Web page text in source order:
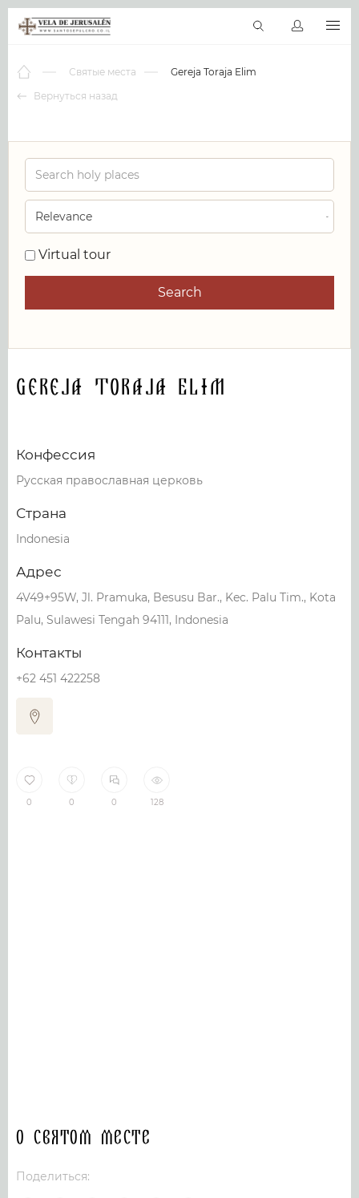
Виртуальные туры
RU
Вернуться назад
Святые места Gereja Toraja Elim
Virtual tour
Search
Gereja Toraja Elim
Конфессия
Русская православная церковь
Страна
Indonesia
Адрес
4V49+95W, Jl. Pramuka, Besusu Bar., Kec. Palu Tim., Kota
Palu, Sulawesi Tengah 94111, Indonesia
Контакты
+62 451 422258
0 0 0 128
О святом месте
Поделиться: